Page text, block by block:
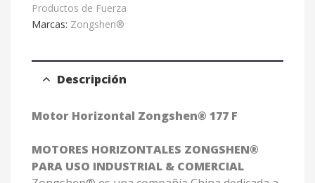
Productos de Fuerza
Marcas: Zongshen®
Descripción
Motor Horizontal Zongshen® 177 F
MOTORES HORIZONTALES ZONGSHEN®
PARA USO INDUSTRIAL & COMERCIAL